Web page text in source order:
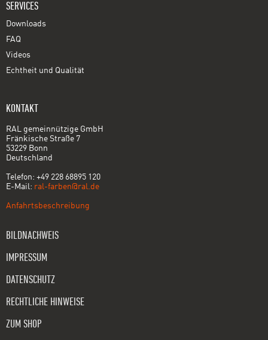
SERVICES
Downloads
FAQ
Videos
Echtheit und Qualität
KONTAKT
RAL gemeinnützige GmbH
Fränkische Straße 7
53229 Bonn
Deutschland
Telefon: +49 228 68895 120
E-Mail: ral-farben@ral.de
Anfahrtsbeschreibung
BILDNACHWEIS
IMPRESSUM
DATENSCHUTZ
RECHTLICHE HINWEISE
ZUM SHOP